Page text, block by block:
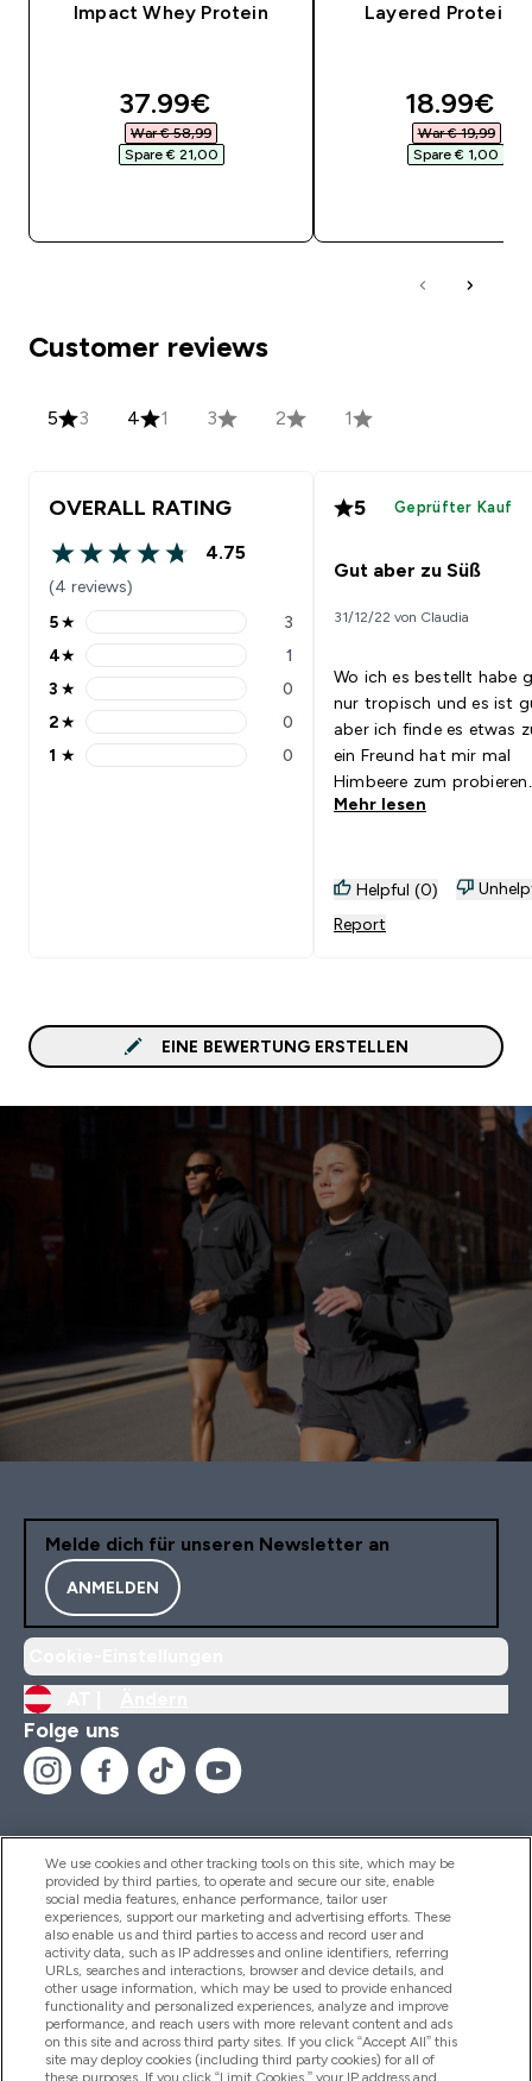
Impact Whey Protein
discounted price
37.99€‎
War € 58,99‎
Spare € 21,00‎
Layered Protein
18.99€‎
War € 19,99‎
Spare € 1,00‎
Customer reviews
5 3 4 1 3 2 1
OVERALL RATING
4.75 out of 5 stars
4.75
(4 reviews)
5 stars rating 3 reviews
5★ 3
4 stars rating 1 reviews
4★ 1
3 stars rating 0 reviews
3 ★ 0
2 stars rating 0 reviews
2★ 0
1 stars rating 0 reviews
1 ★ 0
5 Geprüfter Kauf
Gut aber zu Süß
31/12/22 von Claudia
Wo ich es bestellt habe
nur tropisch und es ist
aber ich finde es etwas
ein Freund hat mir mal
Himbeere zum probieren
gegeben und Himbeere
<br>Jogurt ,Quark
Mehr lesen
Helpful (0)
Report
EINE BEWERTUNG ERSTELLEN
Melde dich für unseren Newsletter an
ANMELDEN
Folge uns
Hilfe Und Informationen
Produkte
Unternehmensinformationen
We use cookies and other tracking tools on this site, which may be
provided by third parties, to operate and secure our site, enable
social media features, enhance performance, tailor user
experiences, support our marketing and advertising efforts. These
also enable us and third parties to access and record user and
activity data, such as IP addresses and online identifiers, referring
URLs, searches and interactions, browser and device details, and
other usage information, which may be used to provide enhanced
functionality and personalized experiences, analyze and improve
performance, and reach users with more relevant content and ads
on this site and across third party sites. If you click “Accept All” this
site may deploy cookies (including third party cookies) for all of
these purposes. If you click “Limit Cookies,” your IP address and